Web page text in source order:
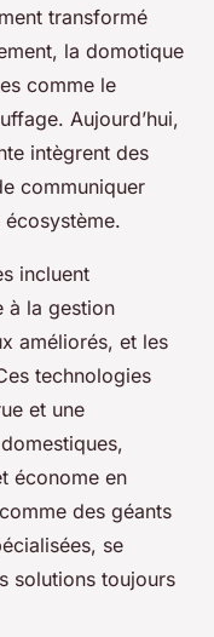
transformé
la domotique
comme le
Aujourd’hui,
intègrent des
communiquer
incluent
à la gestion
améliorés, et les
technologies
et une
économe en
des géants
se
solutions toujours